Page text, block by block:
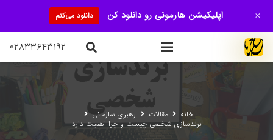
۰۲۸۳۳۶۴۳۱۹۲
خانه مقالات
رهبری سازمانی
برندسازی شخصی چیست و چرا اهمیت دارد
اپلیکیشن هارمونی رو دانلود کن دانلود می‌کنم +